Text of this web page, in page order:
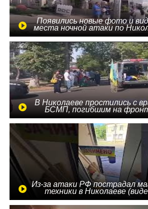
Появились новые фото и
места ночной атаки по
В Николаеве простились с
БСМП, погибшим на
Из-за атаки РФ пострадал
техники в Николаеве